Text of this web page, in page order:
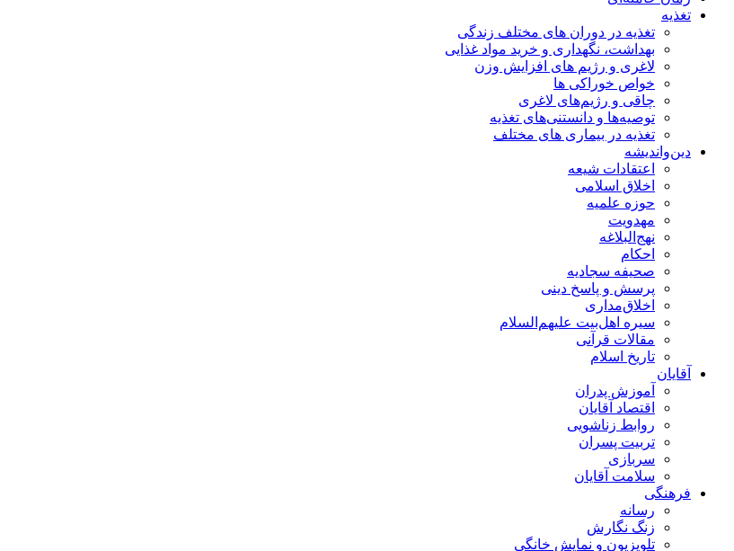
تغذیه
تغذیه در دوران های مختلف زندگی
بهداشت، نگهداری و خرید مواد غذایی
لاغری و رژیم های افزایش وزن
خواص خوراكی ها
چاقی و رژیم‌های لاغری
توصیه‌ها و دانستنی‌های تغذیه
تغذیه در بیماری های مختلف
دین‌واندیشه
اعتقادات شیعه
اخلاق اسلامی
حوزه علمیه
مهدویت
نهج‌البلاغه
احکام
صحیفه سجادیه
پرسش و پاسخ دینی
اخلاق‌مداری
سیره اهل‌بیت علیهم‌السلام
مقالات قرآنی
تاریخ اسلام
آقایان
آموزش پدران
اقتصاد آقایان
روابط زناشویی
تربیت پسران
سربازی
سلامت آقایان
فرهنگی
رسانه
زنگ نگارش
تلویزیون و نمایش خانگی